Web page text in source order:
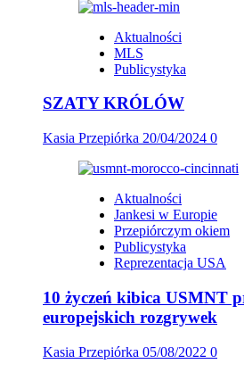
Aktualności
MLS
Publicystyka
SZATY KRÓLÓW
Kasia Przepiórka 20/04/2024 0
Aktualności
Jankesi w Europie
Przepiórczym okiem
Publicystyka
Reprezentacja USA
10 życzeń kibica USMNT
europejskich rozgrywek
Kasia Przepiórka 05/08/2022 0